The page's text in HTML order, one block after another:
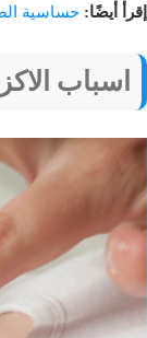
إقرأ أيضًا: حساسية
اسباب